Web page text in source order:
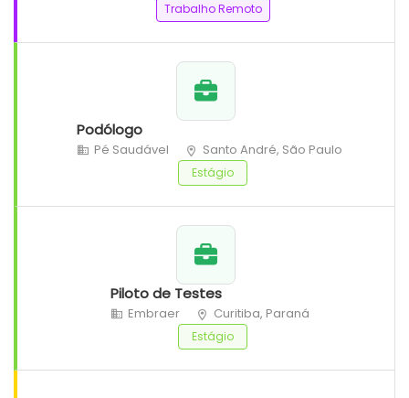
Trabalho Remoto
Podólogo
Pé Saudável Santo André, São Paulo
Estágio
Piloto de Testes
Embraer Curitiba, Paraná
Estágio